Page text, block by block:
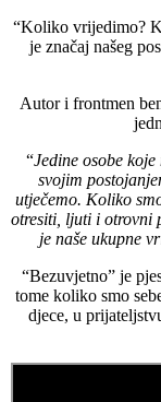
“Koliko vrijedimo?
je značaj našeg
Autor i frontmen
“Jedine osobe
svojim
utječemo. Koliko
otresiti, ljuti i otrovni
je naše ukupne
“Bezuvjetno” je
tome koliko smo
djece, u